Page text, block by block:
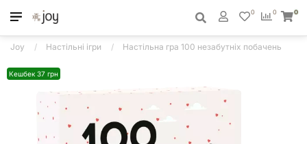
0
0 0
Joy Настільні ігри Настільна гра 100 незабутніх побачень
Кешбек 37 грн